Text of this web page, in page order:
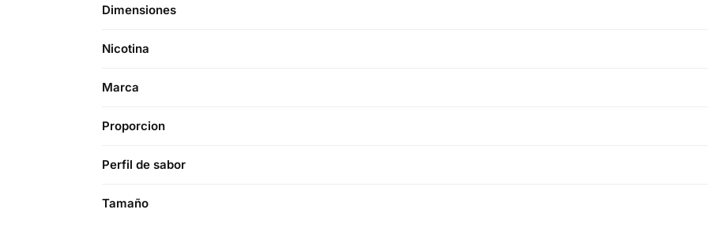
Dimensiones
Nicotina
Marca
Proporcion
Perfil de sabor
Tamaño